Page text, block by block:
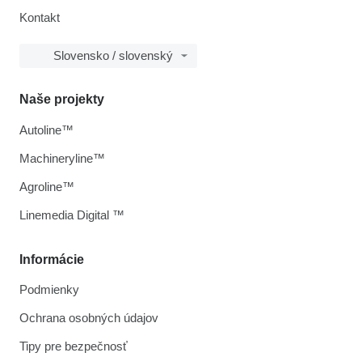
Kontakt
Slovensko / slovenský
Informácie
Podmienky
Ochrana osobných údajov
Tipy pre bezpečnosť
Naše projekty
Autoline™
Machineryline™
Agroline™
Linemedia Digital ™